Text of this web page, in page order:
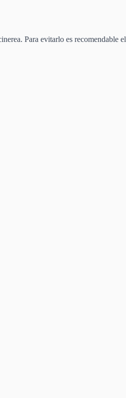
Para evitarlo es recomendable el